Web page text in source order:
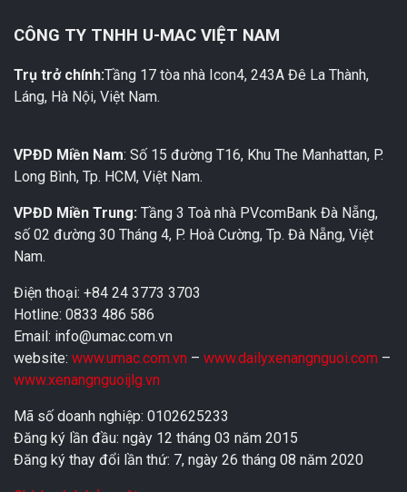
CÔNG TY TNHH U-MAC VIỆT NAM
Trụ trở chính:Tầng 17 tòa nhà Icon4, 243A Đê La Thành,
Láng, Hà Nội, Việt Nam.
VPĐD Miền Nam: Số 15 đường T16, Khu The Manhattan, P.
Long Bình, Tp. HCM, Việt Nam.
VPĐD Miền Trung: Tầng 3 Toà nhà PVcomBank Đà Nẵng,
số 02 đường 30 Tháng 4, P. Hoà Cường, Tp. Đà Nẵng, Việt
Nam.
Điện thoại: +84 24 3773 3703
Hotline: 0833 486 586
Email: info@umac.com.vn
website: www.umac.com.vn – www.dailyxenangnguoi.com –
www.xenangnguoijlg.vn
Mã số doanh nghiệp: 0102625233
Đăng ký lần đầu: ngày 12 tháng 03 năm 2015
Đăng ký thay đổi lần thứ: 7, ngày 26 tháng 08 năm 2020